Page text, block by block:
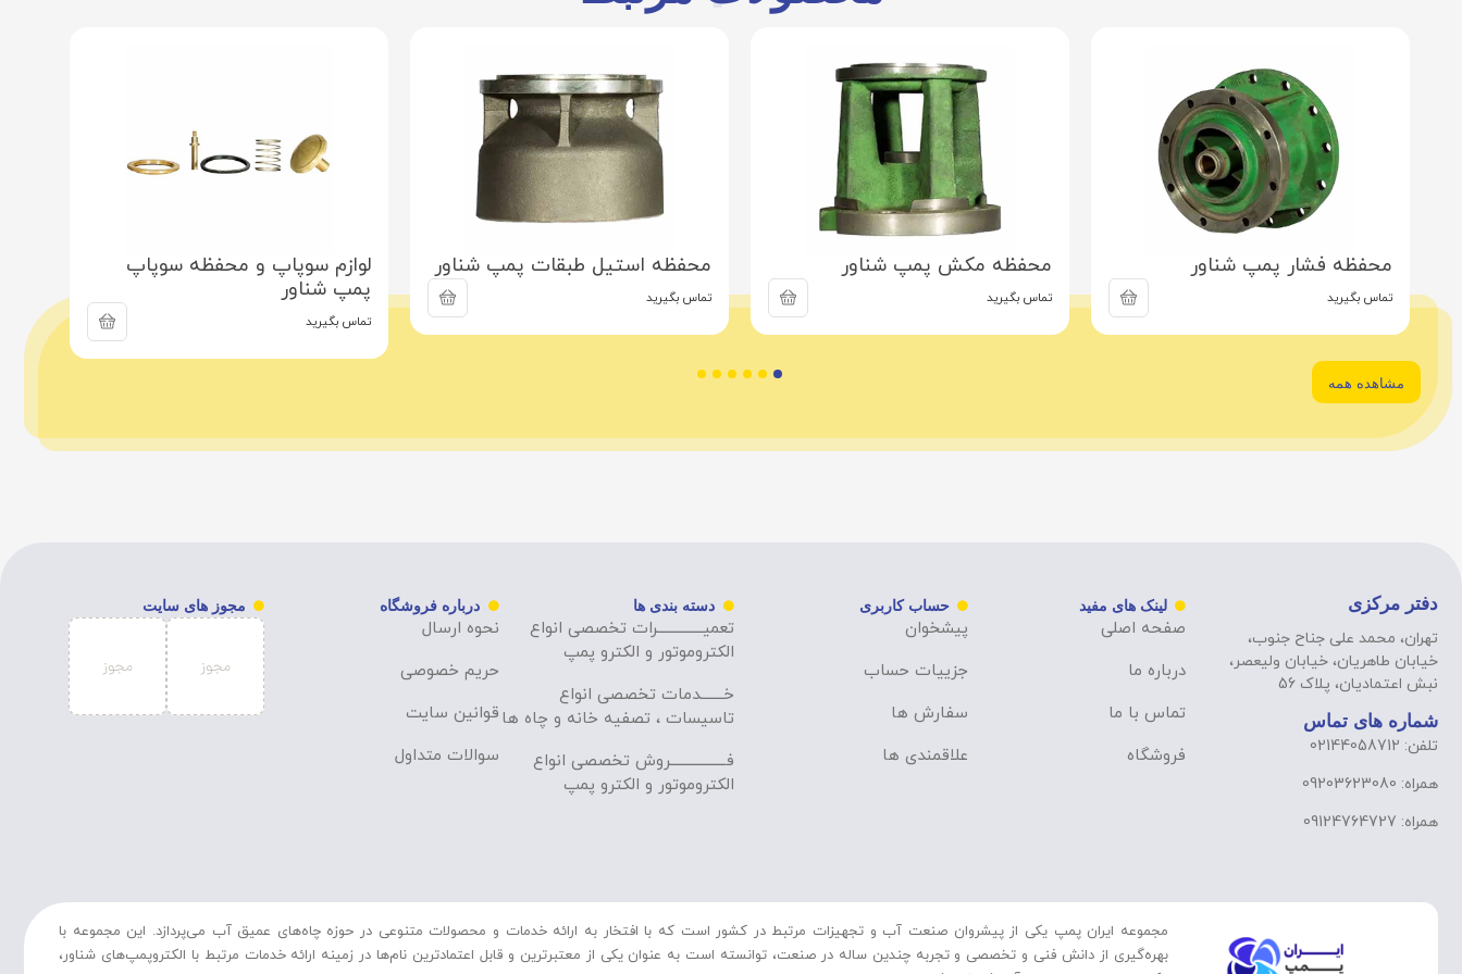
محفظه فشار پمپ شناور
تماس بگیرید
محفظه مکش پمپ شناور
تماس بگیرید
محفظه استیل طبقات پمپ شناور
تماس بگیرید
لوازم سوپاپ و محفظه سوپاپ
پمپ شناور
تماس بگیرید
مشاهده همه
دفتر مرکزی
تهران، محمد علی جناح جنوب،
خیابان طاهریان، خیابان ولیعصر،
نبش اعتمادیان، پلاک 56
شماره های تماس
تلفن: 02144058712
همراه: 09203623080
همراه: 09124764727
لینک های مفید
صفحه اصلی
درباره ما
تماس با ما
فروشگاه
حساب کاربری
پیشخوان
جزییات حساب
سفارش ها
علاقمندی ها
دسته بندی ها
تعمیــــــــــــــرات تخصصی انواع
الکتروموتور و الکترو پمپ
خـــــــدمات تخصصی انواع
تاسیسات ، تصفیه خانه و چاه ها
فـــــــــــــــــروش تخصصی انواع
الکتروموتور و الکترو پمپ
درباره فروشگاه
نحوه ارسال
حریم خصوصی
قوانین سایت
سوالات متداول
مجوز های سایت
مجموعه ایران پمپ یکی از پیشروان صنعت آب و تجهیزات مرتبط در کشور است که با افتخار به ارائه خدمات و محصولات متنوعی در حوزه چاه‌های عمیق آب می‌پردازد. این مجموعه با
بهره‌گیری از دانش فنی و تخصصی و تجربه چندین ساله در صنعت، توانسته است به عنوان یکی از معتبرترین و قابل اعتمادترین نام‌ها در زمینه ارائه خدمات مرتبط با الکتروپمپ‌های شناور،